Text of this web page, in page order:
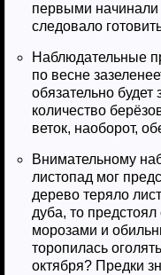
первыми начинали
следовало
Наблюдательные
по весне
обязательно
количество
веток, наоборот,
Внимательному
листопад мог
дерево теряло
дуба, то
морозами и
торопилась
октября? Предки